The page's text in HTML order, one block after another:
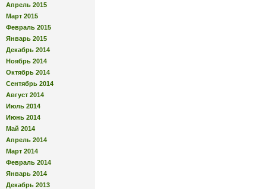
Апрель 2015
Март 2015
Февраль 2015
Январь 2015
Декабрь 2014
Ноябрь 2014
Октябрь 2014
Сентябрь 2014
Август 2014
Июль 2014
Июнь 2014
Май 2014
Апрель 2014
Март 2014
Февраль 2014
Январь 2014
Декабрь 2013